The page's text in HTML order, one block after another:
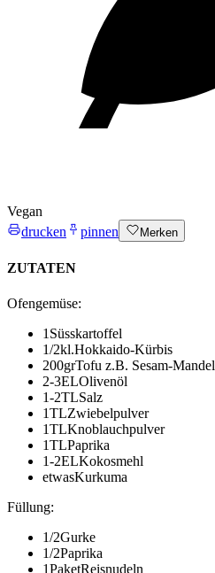
Vegan
drucken
pinnen Merken
ZUTATEN
Ofengemüse:
1 Süsskartoffel
1/2kl.Hokkaido-Kürbis
200grTofu z.B. Sesam-Mandel
2-3ELOlivenöl
1-2TLSalz
1TLZwiebelpulver
1TLKnoblauchpulver
1TLPaprika
1-2ELKokosmehl
etwasKurkuma
Füllung:
1/2Gurke
1/2Paprika
1PaketReisnudeln